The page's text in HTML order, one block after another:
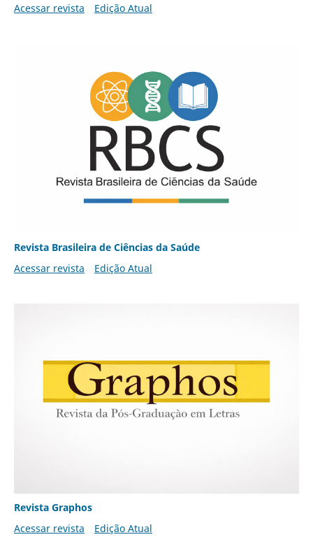
Acessar revista
Edição Atual
Revista Brasileira de Ciências da Saúde
Acessar revista
Edição Atual
Revista Graphos
Acessar revista
Edição Atual